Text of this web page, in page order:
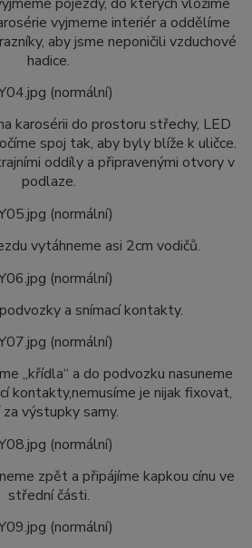
vyjmeme interiér a oddělíme
aby jsme neponičili vzduchové
hadice.
karosérii do prostoru střechy, LED
spoj tak, aby byly blíže k uličce.
oddíly a připravenými otvory v
podlaze.
vytáhneme asi 2cm vodičů.
a snímací kontakty.
„křídla“ a do podvozku nasuneme
kontakty,nemusíme je nijak fixovat,
za výstupky samy.
zpět a připájíme kapkou cínu ve
střední části.